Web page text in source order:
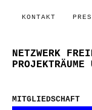
KONTAKT
NETZWERK
MITGLIEDSCHAFT